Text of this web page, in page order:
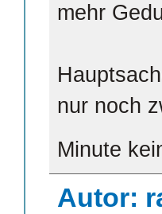
mehr
nur noch
Minute
Autor: